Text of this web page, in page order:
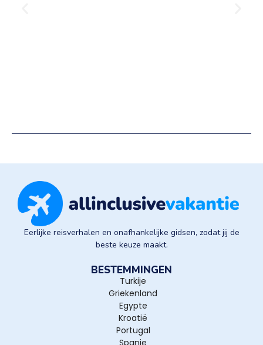
Eerlijke reisverhalen en onafhankelijke gidsen, zodat jij de
beste keuze maakt.
BESTEMMINGEN
Turkije
Griekenland
Egypte
Kroatië
Portugal